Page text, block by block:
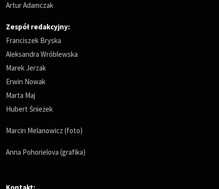
Artur Adamczak
Zespół redakcyjny:
Franciszek Bryska
Aleksandra Wróblewska
Marek Jerzak
Erwin Nowak
Marta Maj
Hubert Śnieżek
Marcin Melanowicz (foto)
Anna Pohorielova (grafika)